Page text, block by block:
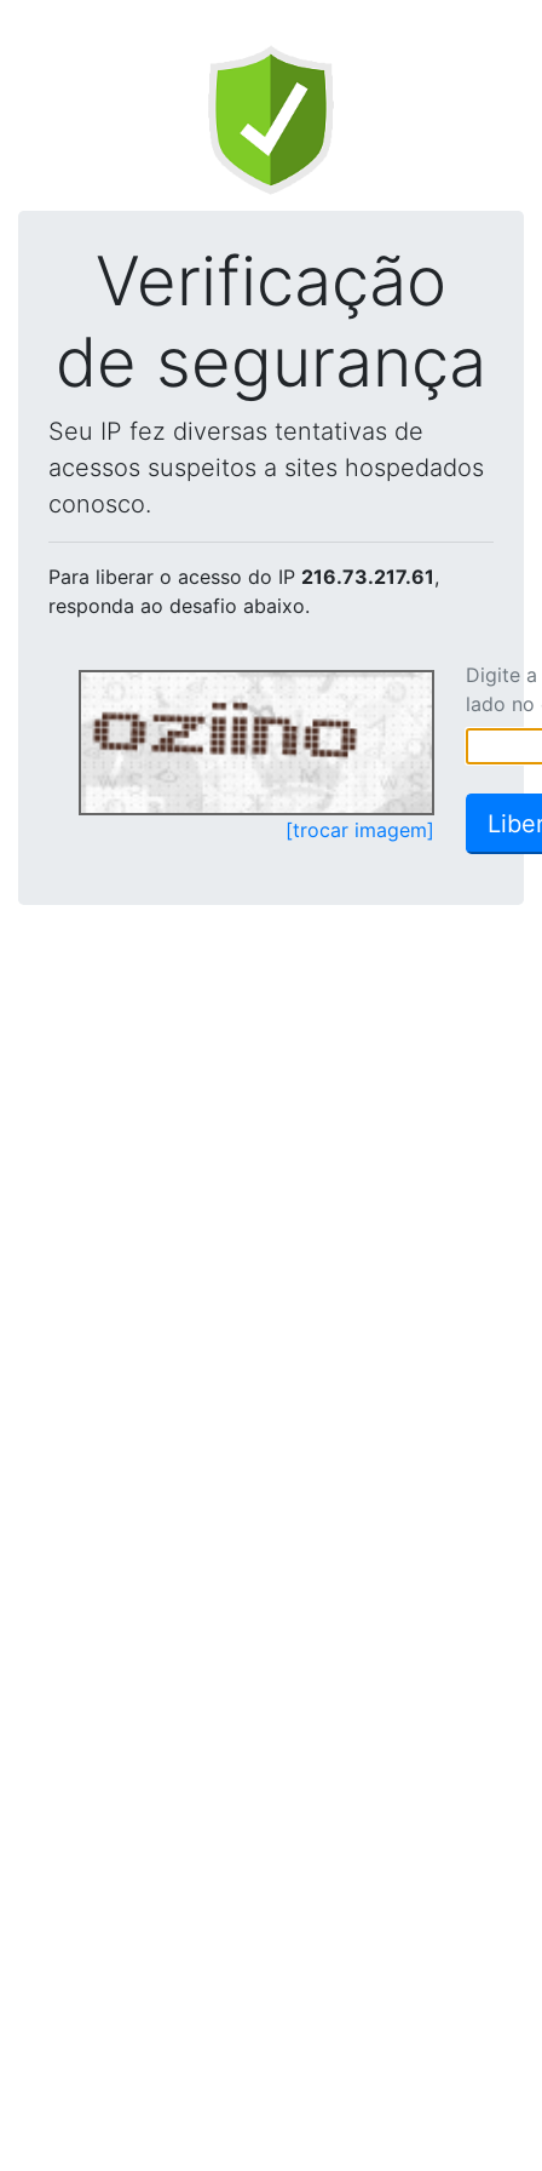
Verificação
de segurança
Seu IP fez diversas tentativas de
acessos suspeitos a sites hospedados
conosco.
Para liberar o acesso do IP 216.73.217.61,
responda ao desafio abaixo.
[trocar imagem]
Digite
lado no